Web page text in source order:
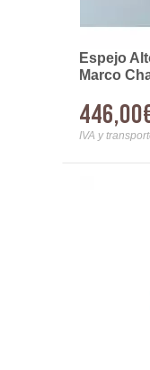
Espejo
Marco
IVA y